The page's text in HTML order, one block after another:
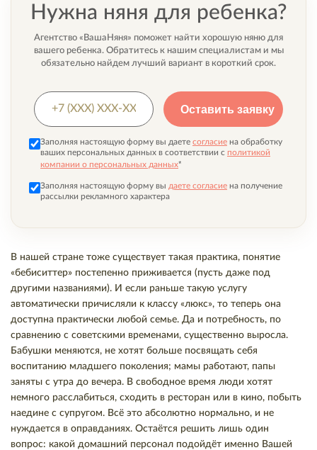
Нужна няня для ребенка?
Агентство «ВашаНяня» поможет найти хорошую няню для
вашего ребенка. Обратитесь к нашим специалистам и мы
обязательно найдем лучший вариант в короткий срок.
Заполняя настоящую форму вы даете согласие на обработку
ваших персональных данных в соответствии с политикой
компании о персональных данных*
Заполняя настоящую форму вы даете согласие на получение
рассылки рекламного характера
В нашей стране тоже существует такая практика, понятие
«бебиситтер» постепенно приживается (пусть даже под
другими названиями). И если раньше такую услугу
автоматически причисляли к классу «люкс», то теперь она
доступна практически любой семье. Да и потребность, по
сравнению с советскими временами, существенно выросла.
Бабушки меняются, не хотят больше посвящать себя
воспитанию младшего поколения; мамы работают, папы
заняты с утра до вечера. В свободное время люди хотят
немного расслабиться, сходить в ресторан или в кино, побыть
наедине с супругом. Всё это абсолютно нормально, и не
нуждается в оправданиях. Остаётся решить лишь один
вопрос: какой домашний персонал подойдёт именно Вашей